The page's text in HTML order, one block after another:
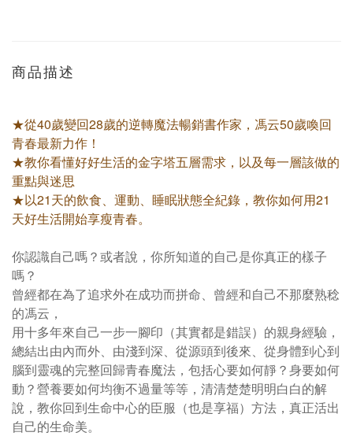
商品描述
★從40歲變回28歲的逆轉魔法暢銷書作家，馮云50歲喚回
青春最新力作！
★教你看懂好好生活的金字塔五層需求，以及每一層該做的
重點與迷思
★以21天的飲食、運動、睡眠狀態全紀錄，教你如何用21
天好生活開始享瘦青春。
你認識自己嗎？或者說，你所知道的自己是你真正的樣子
嗎？
曾經都在為了追求外在成功而拼命、曾經和自己不那麼熟稔
的馮云，
用十多年來自己一步一腳印（其實都是錯誤）的親身經驗，
總結出由內而外、由淺到深、從源頭到後來、從身體到心到
腦到靈魂的完整回歸青春魔法， 包括心要如何靜？身要如何
動？營養要如何均衡不過量等等，清清楚楚明明白白的解
說，教你回到生命中心的臣服（也是享福）方法，真正活出
自己的生命美。